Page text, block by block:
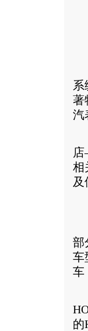
著
汽
相
及
部
车
车
“
的